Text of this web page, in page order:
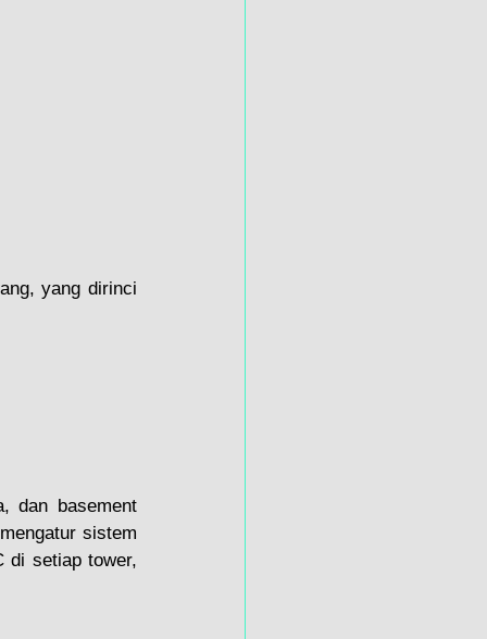
yang dirinci
dan basement
sistem
di setiap tower,